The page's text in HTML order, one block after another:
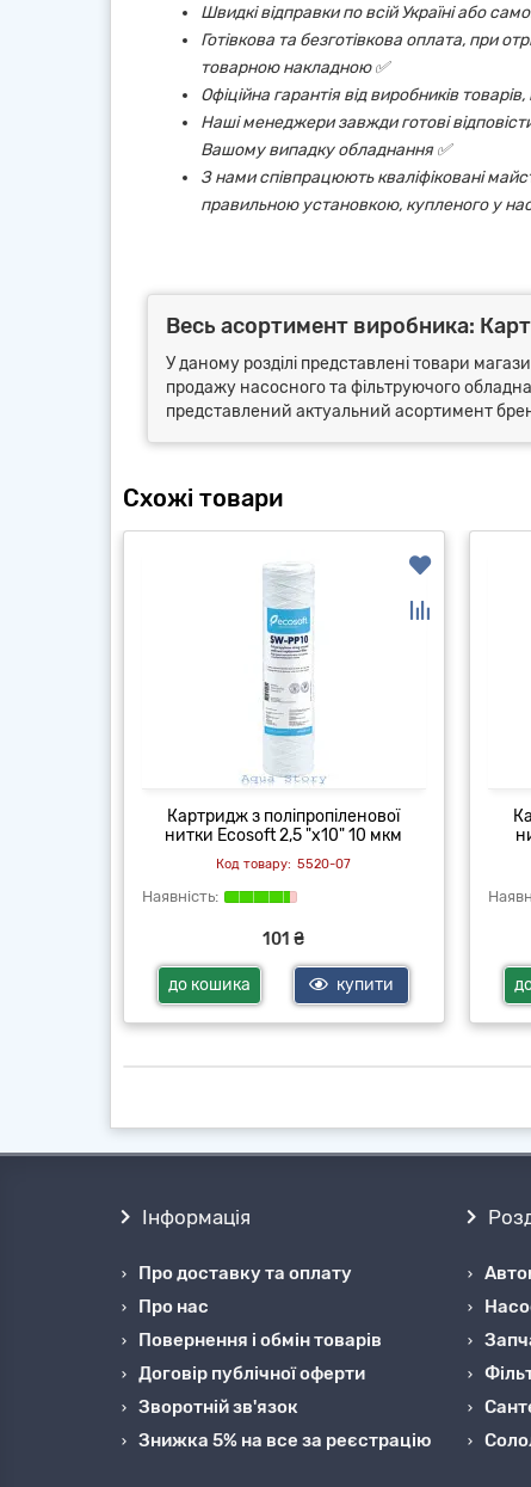
Швидкі відправки по всій Україні або
Готівкова та безготівкова оплата, при
товарною накладною ✅
Офіційна гарантія від виробників
Наші менеджери завжди готові
Вашому випадку обладнання ✅
З нами співпрацюють кваліфіковані
правильною установкою, купленого у
Весь асортимент виробника:
У даному розділі представлені товари
продажу насосного та фільтруючого
представлений актуальний асортимент
Схожі товари
Картридж з поліпропіленової
нитки Ecosoft 2,5 "x10" 10 мкм
5520-07
101 ₴
до кошика купити
Інформація
Про доставку та оплату
Про нас
Повернення і обмін товарів
Договір публічної оферти
Зворотній зв'язок
Знижка 5% на все за реєстрацію